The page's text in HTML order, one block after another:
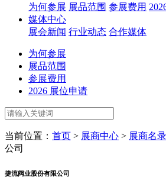
为何参展 展品范围 参展费用
媒体中心
展会新闻 行业动态 合作媒体
为何参展
展品范围
参展费用
2026 展位申请
当前位置： 首页 > 展商中心 > 展商名录
公司
捷流阀业股份有限公司